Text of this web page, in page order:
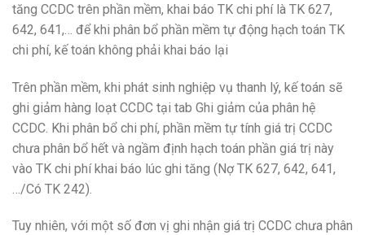
tăng CCDC trên phần mềm, khai báo TK chi phí là TK 627,
642, 641,… để khi phân bổ phần mềm tự động hạch toán TK
chi phí, kế toán không phải khai báo lại
Trên phần mềm, khi phát sinh nghiệp vụ thanh lý, kế toán sẽ
ghi giảm hàng loạt CCDC tại tab Ghi giảm của phân hệ
CCDC. Khi phân bổ chi phí, phần mềm tự tính giá trị CCDC
chưa phân bổ hết và ngầm định hạch toán phần giá trị này
vào TK chi phí khai báo lúc ghi tăng (Nợ TK 627, 642, 641,
…/Có TK 242).
Tuy nhiên, với một số đơn vị ghi nhận giá trị CCDC chưa phân